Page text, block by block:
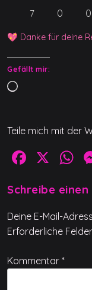
7 0 0
💖 Danke für deine
Gefällt mir:
W
d
g
e
a
e
n
…
Teile mich mit der
F
c
e
b
o
o
X
s
A
p
Schreibe
Deine E-Mail-
Erforderliche
Kommentar *